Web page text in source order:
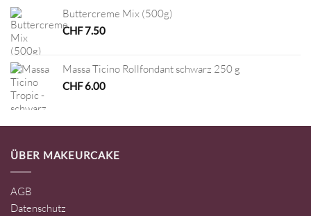
Buttercreme Mix (500g)
CHF7.50
Massa Ticino Rollfondant schwarz 250 g
CHF6.00
ÜBER MAKEURCAKE
AGB
Datenschutz